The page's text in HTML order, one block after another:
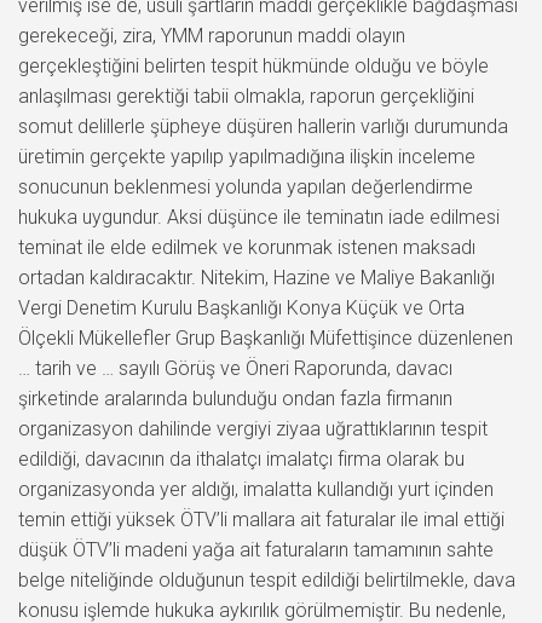
verilmiş ise de, usuli şartların maddi gerçeklikle bağdaşması
gerekeceği, zira, YMM raporunun maddi olayın
gerçekleştiğini belirten tespit hükmünde olduğu ve böyle
anlaşılması gerektiği tabii olmakla, raporun gerçekliğini
somut delillerle şüpheye düşüren hallerin varlığı durumunda
üretimin gerçekte yapılıp yapılmadığına ilişkin inceleme
sonucunun beklenmesi yolunda yapılan değerlendirme
hukuka uygundur. Aksi düşünce ile teminatın iade edilmesi
teminat ile elde edilmek ve korunmak istenen maksadı
ortadan kaldıracaktır. Nitekim, Hazine ve Maliye Bakanlığı
Vergi Denetim Kurulu Başkanlığı Konya Küçük ve Orta
Ölçekli Mükellefler Grup Başkanlığı Müfettişince düzenlenen
… tarih ve … sayılı Görüş ve Öneri Raporunda, davacı
şirketinde aralarında bulunduğu ondan fazla firmanın
organizasyon dahilinde vergiyi ziyaa uğrattıklarının tespit
edildiği, davacının da ithalatçı imalatçı firma olarak bu
organizasyonda yer aldığı, imalatta kullandığı yurt içinden
temin ettiği yüksek ÖTV’li mallara ait faturalar ile imal ettiği
düşük ÖTV’li madeni yağa ait faturaların tamamının sahte
belge niteliğinde olduğunun tespit edildiği belirtilmekle, dava
konusu işlemde hukuka aykırılık görülmemiştir. Bu nedenle,